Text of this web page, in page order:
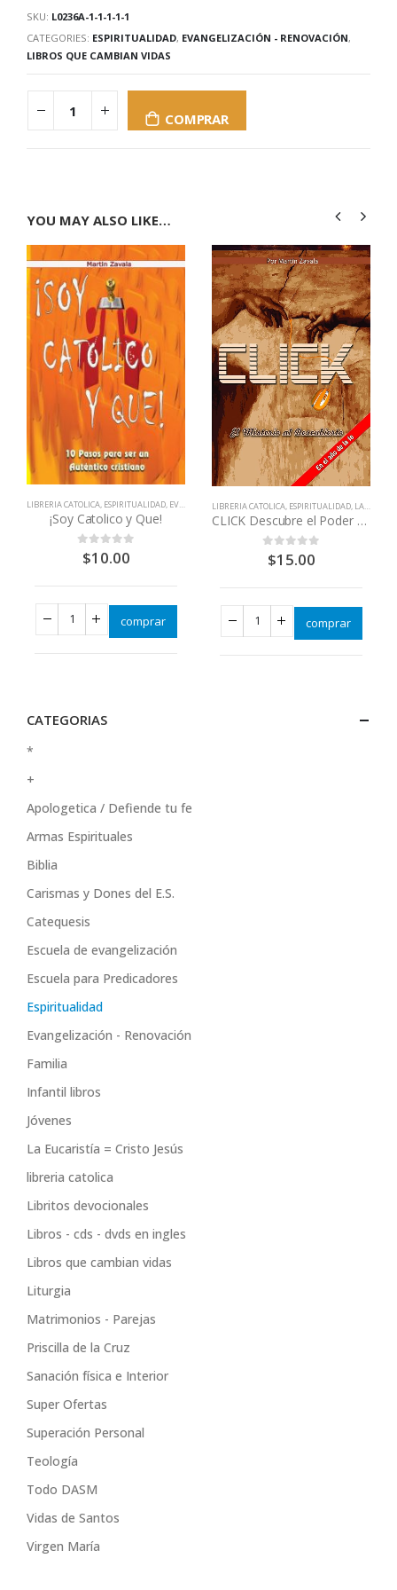
SKU: L0236A-1-1-1-1-1
CATEGORIES: ESPIRITUALIDAD, EVANGELIZACIÓN - RENOVACIÓN,
LIBROS QUE CAMBIAN VIDAS
COMPRAR
YOU MAY ALSO LIKE…
LIBROS QUE CAMBIAN VIDAS
LIBRERIA CATOLICA, ESPIRITUALIDAD, EVANGELIZACIÓN - RENOVACIÓN ,LIBROS QUE CAMBIAN
¡Soy Catolico y Que!
out of 5
$10.00
comprar
LIBRERIA CATOLICA, ESPIRITUALIDAD, LA EUCARISTÍA = CRISTO JESÚS
CLICK Descubre el Poder de la santa Misa
out of 5
$15.00
comprar
CATEGORIAS
*
+
Apologetica / Defiende tu fe
Armas Espirituales
Biblia
Carismas y Dones del E.S.
Catequesis
Escuela de evangelización
Escuela para Predicadores
Espiritualidad
Evangelización - Renovación
Familia
Infantil libros
Jóvenes
La Eucaristía = Cristo Jesús
libreria catolica
Libritos devocionales
Libros - cds - dvds en ingles
Libros que cambian vidas
Liturgia
Matrimonios - Parejas
Priscilla de la Cruz
Sanación física e Interior
Super Ofertas
Superación Personal
Teología
Todo DASM
Vidas de Santos
Virgen María